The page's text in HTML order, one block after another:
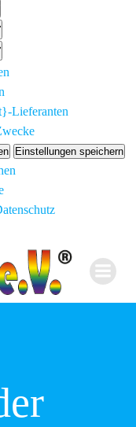
Lieferanten
Einstellungen speichern